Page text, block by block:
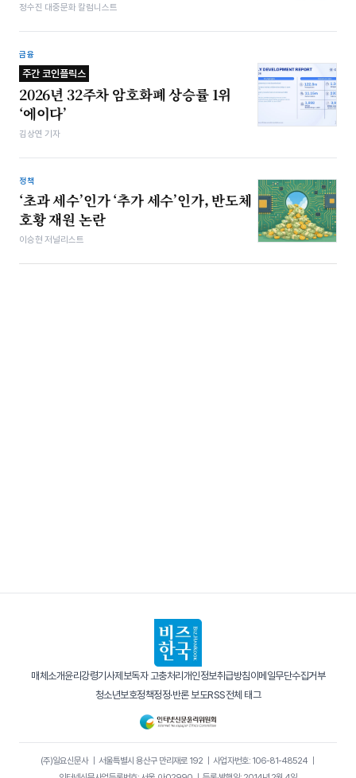
정수진 대중문화 칼럼니스트
금융
주간 코인플릭스
2026년 32주차 암호화폐 상승률 1위
‘에이다’
김상연 기자
정책
‘초과 세수’인가 ‘추가 세수’인가, 반도체
호황 재원 논란
이승현 저널리스트
매체소개윤리강령기사제보독자 고충처리 개인정보취급방침이메일무단수집거부
청소년보호정책정정·반론 보도RSS전체 태그
(주)일요신문사｜ 서울특별시 용산구 만리재로 192｜ 사업자번호: 106-81-48524｜